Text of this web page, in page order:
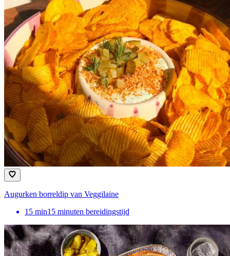
Augurken borreldip van Veggilaine
15 min15 minuten bereidingstijd